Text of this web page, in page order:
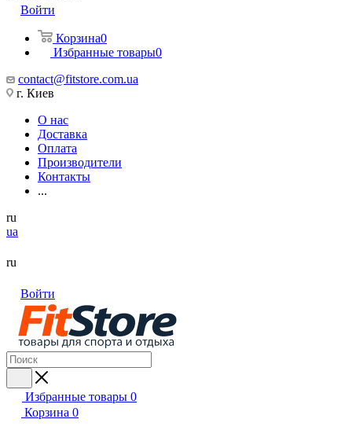
Войти
Корзина0
Избранные товары0
contact@fitstore.com.ua
г. Киев
О нас
Доставка
Оплата
Производители
Контакты
...
ru
ua
ru
Войти
Избранные товары 0
Корзина 0